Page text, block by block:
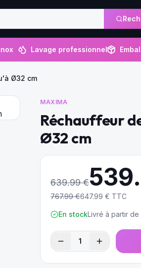
Lavage professionnel
Ø32 cm
MAXIMA
Réchauffeur
Ø32 cm
639.99€
767.99€647.99 € TTC
En stockLivré à partir
1